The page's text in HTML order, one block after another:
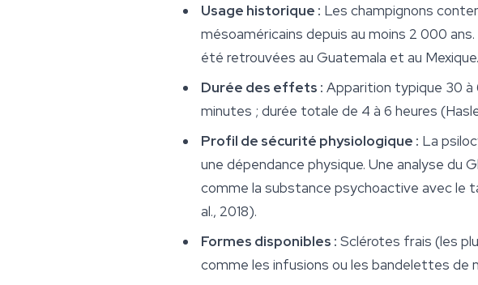
Usage historique : Les champignons
mésoaméricains depuis au moins 2 000
été retrouvées au Guatemala et au Mexique.
Durée des effets : Apparition typique 30
minutes ; durée totale de 4 à 6 heures
Profil de sécurité physiologique : La
une dépendance physique. Une analyse du
comme la substance psychoactive avec le
al., 2018).
Formes disponibles : Sclérotes frais (les
comme les infusions ou les bandelettes de